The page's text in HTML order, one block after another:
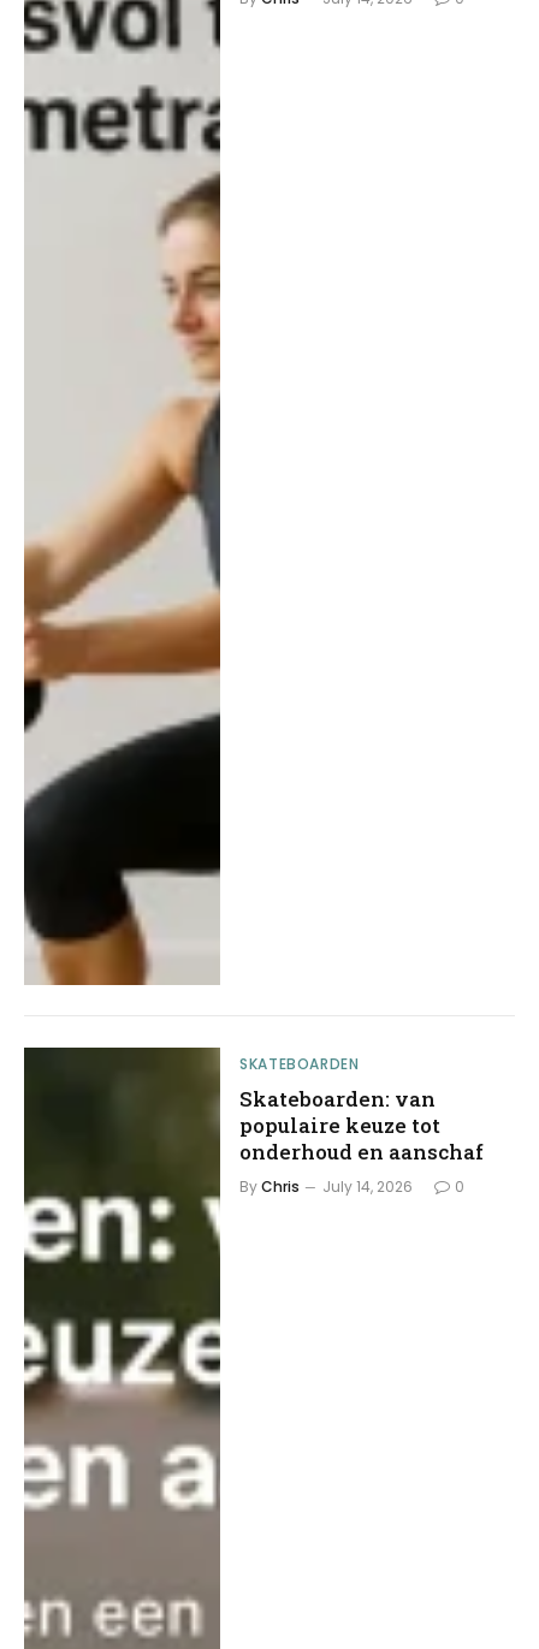
SKATEBOARDEN
Skateboarden: van
populaire keuze tot
onderhoud en aanschaf
ByChris July 14, 2026 0